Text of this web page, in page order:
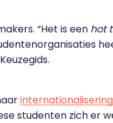
“Het is een hot
internationalisering
studenten zich er